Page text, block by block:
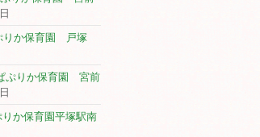
か保育園 戸塚
ぷりか保育園 宮前
りか保育園平塚駅南